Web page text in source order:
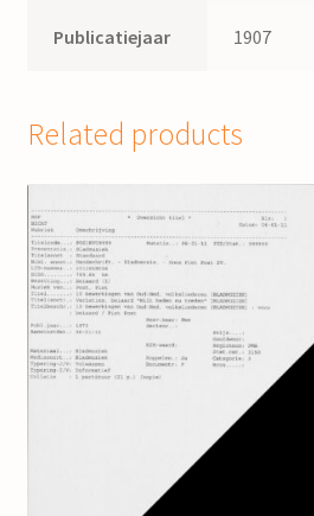
Publicatiejaar 1907
Related products